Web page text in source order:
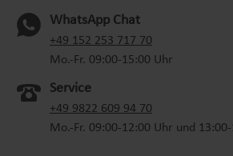
WhatsApp Chat
+49 152 253 717 70
Mo.-Fr. 09:00-15:00 Uhr
Service
+49 9822 609 94 70
Mo.-Fr. 09:00-12:00 Uhr und